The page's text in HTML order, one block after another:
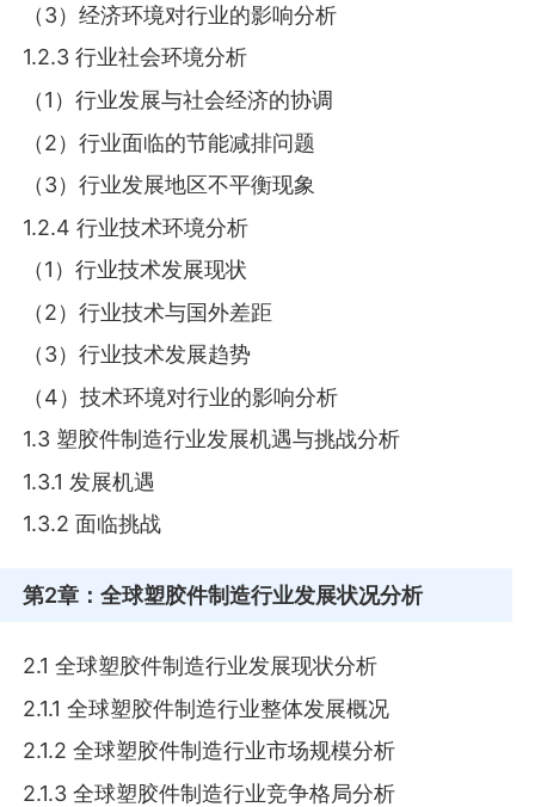
（3）经济环境对行业的影响分析
1.2.3 行业社会环境分析
（1）行业发展与社会经济的协调
（2）行业面临的节能减排问题
（3）行业发展地区不平衡现象
1.2.4 行业技术环境分析
（1）行业技术发展现状
（2）行业技术与国外差距
（3）行业技术发展趋势
（4）技术环境对行业的影响分析
1.3 塑胶件制造行业发展机遇与挑战分析
1.3.1 发展机遇
1.3.2 面临挑战
第2章 ：全球塑胶件制造行业发展状况分析
2.1 全球塑胶件制造行业发展现状分析
2.1.1 全球塑胶件制造行业整体发展概况
2.1.2 全球塑胶件制造行业市场规模分析
2.1.3 全球塑胶件制造行业竞争格局分析